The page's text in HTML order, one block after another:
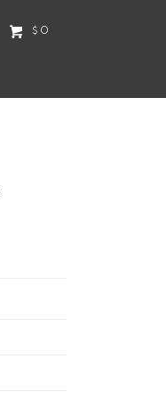
$ 0